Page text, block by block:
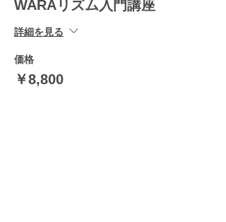
WARAリズム入門講座
詳細を見る
価格
￥8,800